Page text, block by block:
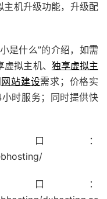
主机升级功能，升级配
是什么”的介绍，如需
虚拟主机、 独享虚拟主
网站建设需求；价格实
时服务；同时提供快
口：
口：